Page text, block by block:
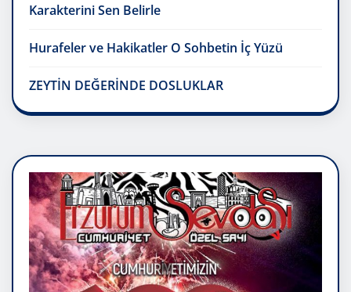
Karakterini Sen Belirle
Hurafeler ve Hakikatler O Sohbetin İç Yüzü
ZEYTİN DEĞERİNDE DOSLUKLAR